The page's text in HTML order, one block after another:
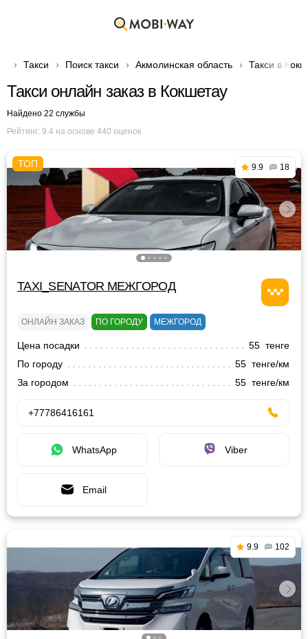
Такси Поиск такси Акмолинская область Такси в
Такси онлайн заказ в Кокшетау
Найдено 22 службы
Рейтинг: 9.4 на основе 440 оценок
9.9 18
TAXI_SENATOR МЕЖГОРОД
ОНЛАЙН ЗАКАЗ ПО ГОРОДУ МЕЖГОРОД
Цена посадки
55 тенге
По городу
55 тенге/км
За городом
55 тенге/км
+77786416161
WhatsApp Viber
Email
9.9 102